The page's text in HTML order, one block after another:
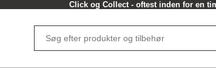
Click og Collect - oftest inden for en